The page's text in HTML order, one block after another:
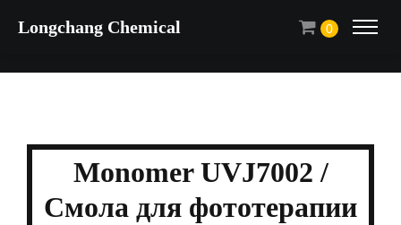
Longchang Chemical 0
Monomer UVJ7002 /
Смола для фототерапии